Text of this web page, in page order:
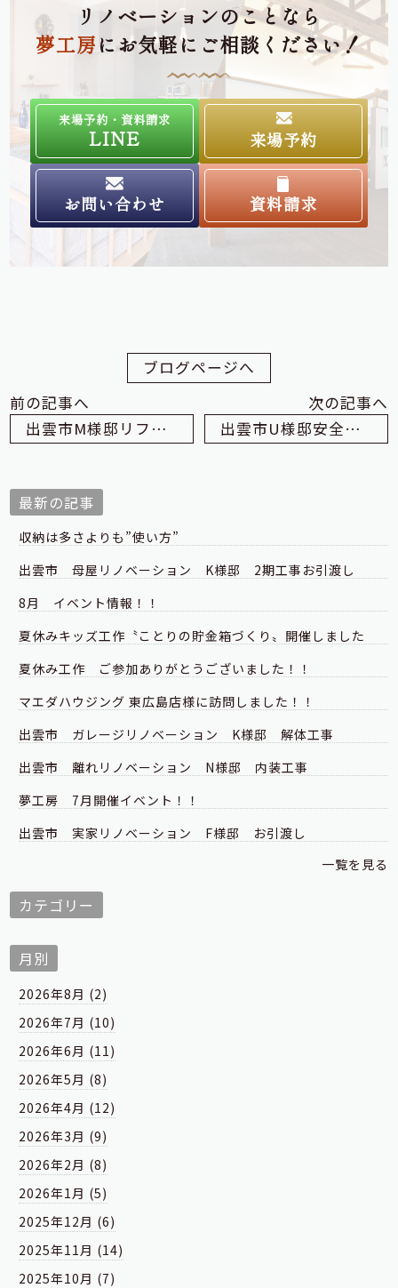
リノベーションのことなら
夢工房にお気軽にご相談ください！
来場予約・資料請求
LINE 来場予約
お問い合わせ 資料請求
ブログページへ
前の記事へ
出雲市M様邸リフォーム工事始まっています
次の記事へ
出雲市U様邸安全祈願祭でした
最新の記事
収納は多さよりも”使い方”
出雲市 母屋リノベーション K様邸 2期工事お引渡し
8月 イベント情報！！
夏休みキッズ工作〝ことりの貯金箱づくり〟開催しました
夏休み工作 ご参加ありがとうございました！！
マエダハウジング 東広島店様に訪問しました！！
出雲市 ガレージリノベーション K様邸 解体工事
出雲市 離れリノベーション N様邸 内装工事
夢工房 7月開催イベント！！
出雲市 実家リノベーション F様邸 お引渡し
一覧を見る
カテゴリー
月別
2026年8月 (2)
2026年7月 (10)
2026年6月 (11)
2026年5月 (8)
2026年4月 (12)
2026年3月 (9)
2026年2月 (8)
2026年1月 (5)
2025年12月 (6)
2025年11月 (14)
2025年10月 (7)